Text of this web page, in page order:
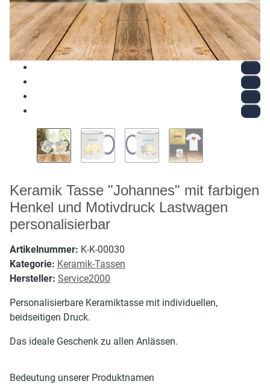
Keramik Tasse "Johannes" mit farbigen
Henkel und Motivdruck Lastwagen
personalisierbar
Artikelnummer: K-K-00030
Kategorie: Keramik-Tassen
Hersteller: Service2000
Personalisierbare Keramiktasse mit individuellen,
beidseitigen Druck.
Das ideale Geschenk zu allen Anlässen.
Bedeutung unserer Produktnamen